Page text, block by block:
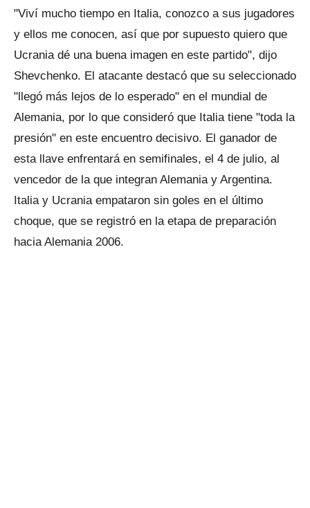
"Viví mucho tiempo en Italia, conozco a sus jugadores
y ellos me conocen, así que por supuesto quiero que
Ucrania dé una buena imagen en este partido", dijo
Shevchenko. El atacante destacó que su seleccionado
"llegó más lejos de lo esperado" en el mundial de
Alemania, por lo que consideró que Italia tiene "toda la
presión" en este encuentro decisivo. El ganador de
esta llave enfrentará en semifinales, el 4 de julio, al
vencedor de la que integran Alemania y Argentina.
Italia y Ucrania empataron sin goles en el último
choque, que se registró en la etapa de preparación
hacia Alemania 2006.